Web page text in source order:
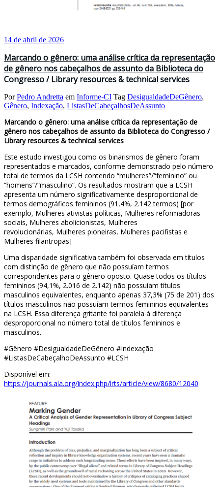
14 de abril de 2026
Marcando o gênero: uma análise crítica da representação
de gênero nos cabeçalhos de assunto da Biblioteca do
Congresso / Library resources & technical services
PorPedro Andretta em Informe-CI Tag DesigualdadeDeGênero,
Gênero, Indexação, ListasDeCabeçalhosDeAssunto
Marcando o gênero: uma análise crítica da representação de
gênero nos cabeçalhos de assunto da Biblioteca do Congresso /
Library resources & technical services
Este estudo investigou como os binarismos de gênero foram
representados e marcados, conforme demonstrado pelo número
total de termos da LCSH contendo “mulheres”/“feminino” ou
“homens”/“masculino”. Os resultados mostram que a LCSH
apresenta um número significativamente desproporcional de
termos demográficos femininos (91,4%, 2.142 termos) [por
exemplo, Mulheres ativistas políticas, Mulheres reformadoras
sociais, Mulheres abolicionistas, Mulheres
revolucionárias, Mulheres pioneiras, Mulheres pacifistas e
Mulheres filantropas]
Uma disparidade significativa também foi observada em títulos
com distinção de gênero que não possuíam termos
correspondentes para o gênero oposto. Quase todos os títulos
femininos (94,1%, 2.016 de 2.142) não possuíam títulos
masculinos equivalentes, enquanto apenas 37,3% (75 de 201) dos
títulos masculinos não possuíam termos femininos equivalentes
na LCSH. Essa diferença gritante foi paralela à diferença
desproporcional no número total de títulos femininos e
masculinos.
#Gênero #DesigualdadeDeGênero #Indexação
#ListasDeCabeçalhoDeAssunto #LCSH
Disponível em:
https://journals.ala.org/index.php/lrts/article/view/8680/12040